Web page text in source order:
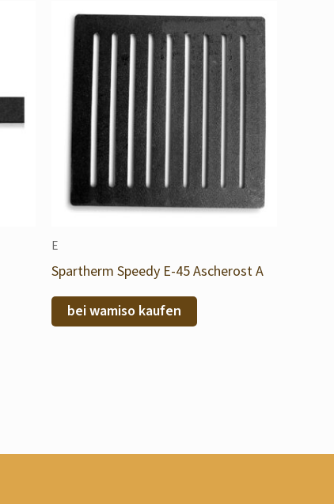
E
Spartherm Speedy E-45 Ascherost A
bei wamiso kaufen